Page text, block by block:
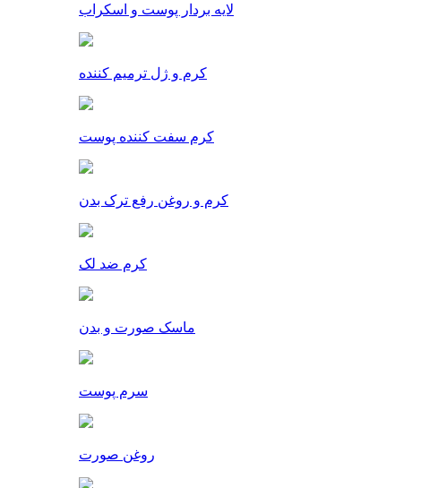
لایه بردار پوست و اسکراب
کرم و ژل ترمیم کننده
کرم سفت کننده پوست
کرم و روغن رفع ترک بدن
کرم ضد لک
ماسک صورت و بدن
سرم پوست
روغن صورت